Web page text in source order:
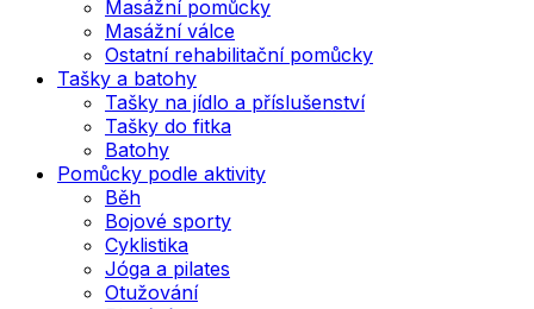
Masážní pomůcky
Masážní válce
Ostatní rehabilitační pomůcky
Tašky a batohy
Tašky na jídlo a příslušenství
Tašky do fitka
Batohy
Pomůcky podle aktivity
Běh
Bojové sporty
Cyklistika
Jóga a pilates
Otužování